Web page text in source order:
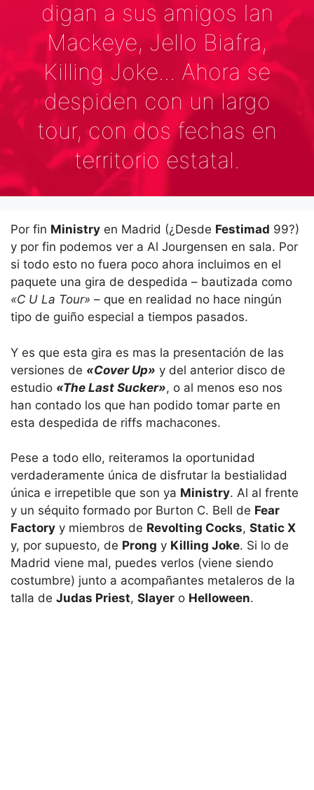
digan a sus amigos Ian
Mackeye, Jello Biafra,
Killing Joke... Ahora se
despiden con un largo
tour, con dos fechas en
territorio estatal.
Por fin Ministry en Madrid (¿Desde Festimad 99?)
y por fin podemos ver a Al Jourgensen en sala. Por
si todo esto no fuera poco ahora incluimos en el
paquete una gira de despedida – bautizada como
«C U La Tour» – que en realidad no hace ningún
tipo de guiño especial a tiempos pasados.
Y es que esta gira es mas la presentación de las
versiones de «Cover Up» y del anterior disco de
estudio «The Last Sucker», o al menos eso nos
han contado los que han podido tomar parte en
esta despedida de riffs machacones.
Pese a todo ello, reiteramos la oportunidad
verdaderamente única de disfrutar la bestialidad
única e irrepetible que son ya Ministry. Al al frente
y un séquito formado por Burton C. Bell de Fear
Factory y miembros de Revolting Cocks, Static X
y, por supuesto, de Prong y Killing Joke. Si lo de
Madrid viene mal, puedes verlos (viene siendo
costumbre) junto a acompañantes metaleros de la
talla de Judas Priest, Slayer o Helloween.